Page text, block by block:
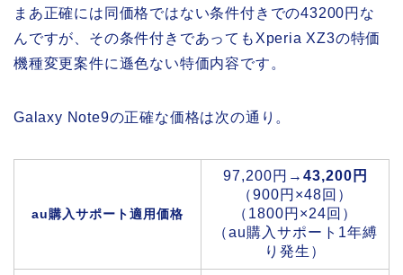
まあ正確には同価格ではない条件付きでの43200円な
んですが、その条件付きであってもXperia XZ3の特価
機種変更案件に遜色ない特価内容です。
Galaxy Note9の正確な価格は次の通り。
au購入サポート適用価格
97,200円→ 43,200円
（900円×48回）
（1800円×24回）
（au購入サポート1年縛
り発生）